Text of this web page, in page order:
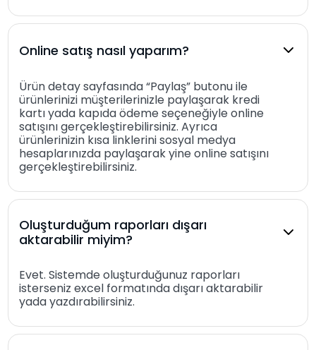
Online satış nasıl yaparım?
Ürün detay sayfasında “Paylaş” butonu ile
ürünlerinizi müşterilerinizle paylaşarak kredi
kartı yada kapıda ödeme seçeneğiyle online
satışını gerçekleştirebilirsiniz. Ayrıca
ürünlerinizin kısa linklerini sosyal medya
hesaplarınızda paylaşarak yine online satışını
gerçekleştirebilirsiniz.
Oluşturduğum raporları dışarı
aktarabilir miyim?
Evet. Sistemde oluşturduğunuz raporları
isterseniz excel formatında dışarı aktarabilir
yada yazdırabilirsiniz.